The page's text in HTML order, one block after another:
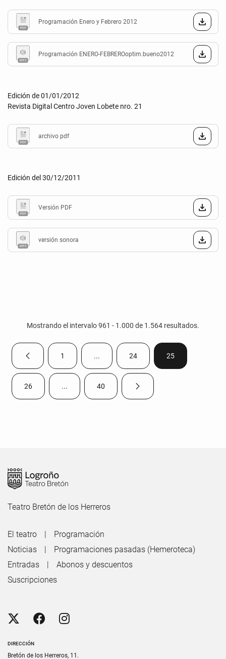
Programación Enero y Febrero 2012
Programación ENERO-FEBREROoptim.bueno2012
Edición de 01/01/2012
Revista Digital Centro Joven Lobete nro. 21
archivo pdf
Edición del 30/12/2011
Versión PDF
versión sonora
Mostrando el intervalo 961 - 1.000 de 1.564 resultados.
Página anteriorPágina
1 ...Páginas intermedias Use TAB para
Página
24 Página
25
Página
26 ...Páginas intermedias Use TAB para desplazarse.
Página
40 Página siguiente
Teatro Bretón de los Herreros
DIRECCIÓN
Bretón de los Herreros, 11.
El teatro
Programación
Noticias
Programaciones pasadas (Hemeroteca)
Entradas
Abonos y descuentos
Suscripciones